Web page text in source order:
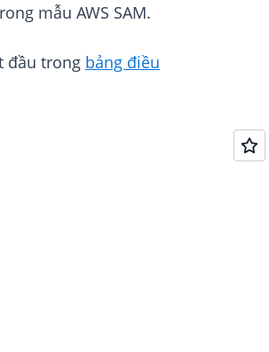
mẫu AWS SAM.
đầu trong bảng điều